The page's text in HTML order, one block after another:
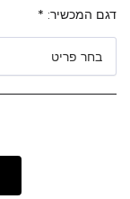
דגם המכשיר: *
בחר פריט